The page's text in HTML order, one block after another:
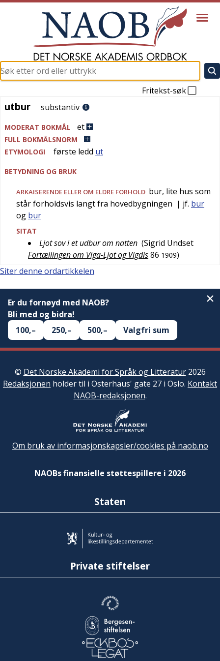
Fritekst-søk
utbur
utbur substantiv
MODERAT BOKMÅL et
FULL BOKMÅLSNORM
ETYMOLOGI
første ledd ut
BETYDNING OG BRUK
ARKAISERENDE ELLER OM ELDRE FORHOLD bur, lite hus som
står forholdsvis langt fra hovedbygningen | jf. bur
og bur
SITAT
Ljot sov i et udbur om natten (Sigrid Undset
Fortællingen om Viga-Ljot og Vigdis86 1909)
Siter denne ordartikkelen
Er du fornøyd med NAOB?
Bli med og bidra!
100,–
250,– 500,– Valgfri sum
© Det Norske Akademi for Språk og Litteratur2026
Redaksjonen holder til i Osterhaus' gate 27 i Oslo. Kontakt
NAOB-redaksjonen.
Om bruk av informasjonskapsler/cookies på naob.no
NAOBs finansielle støttespillere i 2026
Staten
Private stiftelser